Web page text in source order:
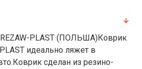
PLAST (ПОЛЬША)Коврик
идеально ляжет в
сделан из резино-